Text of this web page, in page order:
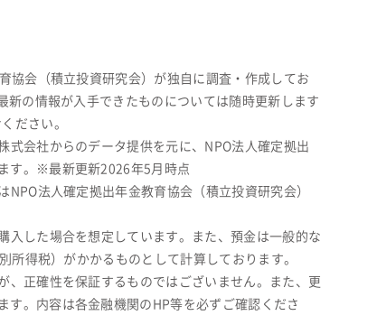
協会（積立投資研究会）が独自に調査・作成してお
の情報が入手できたものについては随時更新します
ださい。
式会社からのデータ提供を元に、NPO法人確定拠出
す。※最新更新2026年5月時点
法人確定拠出年金教育協会（積立投資研究会）
入した場合を想定しています。また、預金は一般的な
得税）がかかるものとして計算しております。
、正確性を保証するものではございません。また、更
す。内容は各金融機関のHP等を必ずご確認くださ